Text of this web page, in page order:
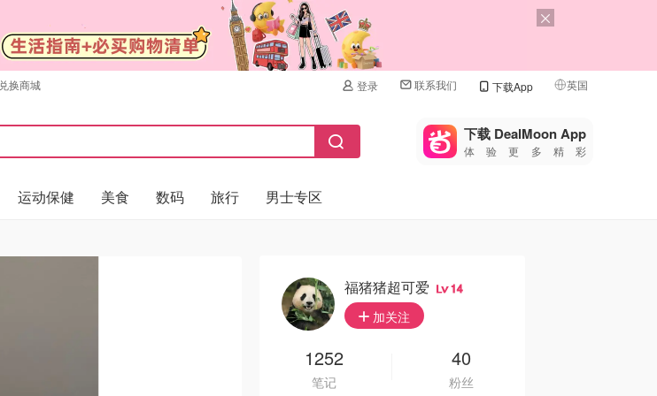
兑换商城 登录 联系我们 下载App 英国
🇺🇸
🇨🇳 中国
下载 DealMoon App
体验更多精彩
运动保健 美食 数码 旅行 男士专区
福猪猪超可爱 14
加关注
1252
笔记
40
粉丝